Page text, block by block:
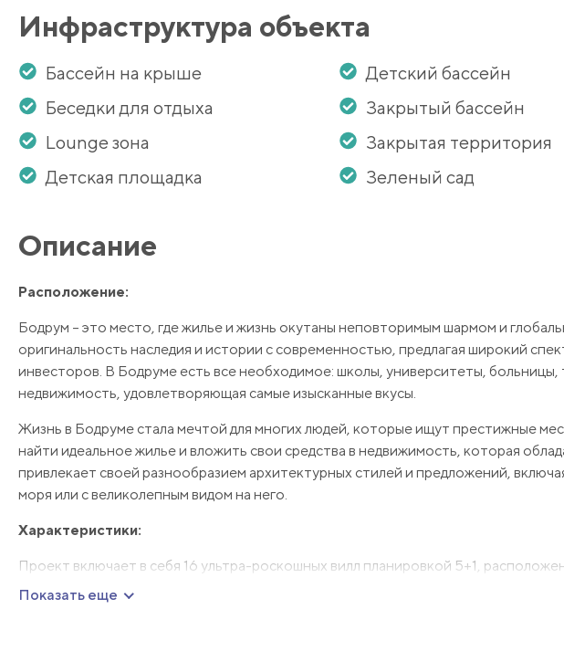
Инфраструктура объекта
Бассейн на крыше
Беседки для отдыха
Lounge зона
Детская площадка
Детский бассейн
Закрытый бассейн
Закрытая территория
Зеленый сад
Описание
Расположение:
Бодрум – это место, где жилье и жизнь окутаны неповторимым шармом и
оригинальность наследия и истории с современностью, предлагая широкий
инвесторов. В Бодруме есть все необходимое: школы, университеты,
недвижимость, удовлетворяющая самые изысканные вкусы.
Жизнь в Бодруме стала мечтой для многих людей, которые ищут престижные
найти идеальное жилье и вложить свои средства в недвижимость, которая
привлекает своей разнообразием архитектурных стилей и предложений,
моря или с великолепным видом на него.
Характеристики:
Проект включает в себя 16 ультра-роскошных вилл планировкой 5+1,
уникальный проект предлагает возможность наслаждаться жизнью в окружении
Показать еще